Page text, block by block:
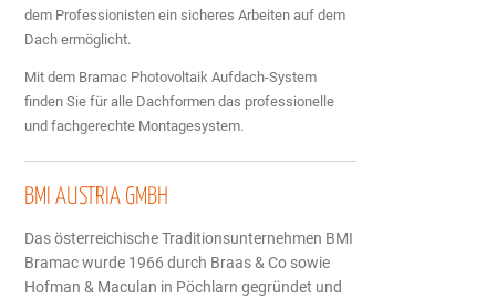
dem Professionisten ein sicheres Arbeiten auf dem
Dach ermöglicht.
Mit dem Bramac Photovoltaik Aufdach-System
finden Sie für alle Dachformen das professionelle
und fachgerechte Montagesystem.
BMI AUSTRIA GMBH
Das österreichische Traditionsunternehmen BMI
Bramac wurde 1966 durch Braas & Co sowie
Hofman & Maculan in Pöchlarn gegründet und